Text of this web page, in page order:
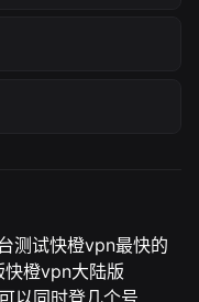
测试快橙vpn最快的
快橙vpn大陆版
以同时登几个号